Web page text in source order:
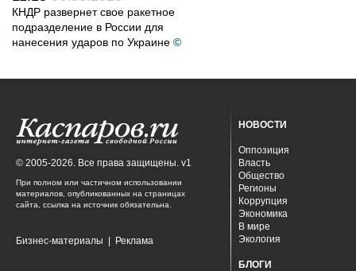
КНДР развернет свое ракетное
подразделение в России для
нанесения ударов по Украине ©
© 2005-2026. Все права защищены. v1
При полном или частичном использовании
материалов, опубликованных на страницах
сайта, ссылка на источник обязательна.
Бизнес-материалы Реклама
НОВОСТИ
Оппозиция
Власть
Общество
Регионы
Коррупция
Экономика
В мире
Экология
БЛОГИ